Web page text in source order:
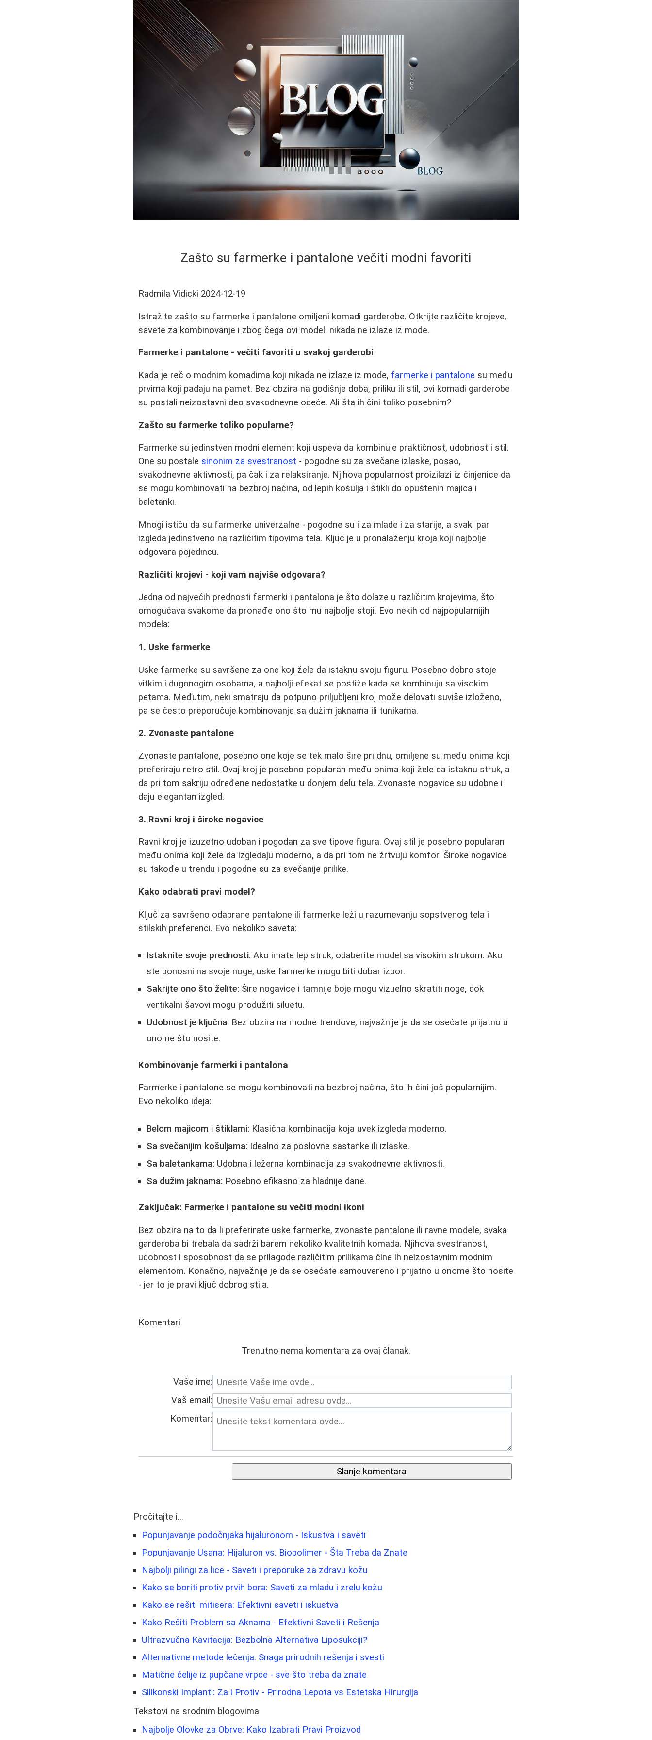
Zašto su farmerke i pantalone večiti modni favoriti
Radmila Vidicki 2024-12-19
Istražite zašto su farmerke i pantalone omiljeni komadi garderobe. Otkrijte različite krojeve,
savete za kombinovanje i zbog čega ovi modeli nikada ne izlaze iz mode.
Farmerke i pantalone - večiti favoriti u svakoj garderobi
Kada je reč o modnim komadima koji nikada ne izlaze iz mode, farmerke i pantalone su među
prvima koji padaju na pamet. Bez obzira na godišnje doba, priliku ili stil, ovi komadi garderobe
su postali neizostavni deo svakodnevne odeće. Ali šta ih čini toliko posebnim?
Zašto su farmerke toliko popularne?
Farmerke su jedinstven modni element koji uspeva da kombinuje praktičnost, udobnost i stil.
One su postale sinonim za svestranost - pogodne su za svečane izlaske, posao,
svakodnevne aktivnosti, pa čak i za relaksiranje. Njihova popularnost proizilazi iz činjenice da
se mogu kombinovati na bezbroj načina, od lepih košulja i štikli do opuštenih majica i
baletanki.
Mnogi ističu da su farmerke univerzalne - pogodne su i za mlade i za starije, a svaki par
izgleda jedinstveno na različitim tipovima tela. Ključ je u pronalaženju kroja koji najbolje
odgovara pojedincu.
Različiti krojevi - koji vam najviše odgovara?
Jedna od najvećih prednosti farmerki i pantalona je što dolaze u različitim krojevima, što
omogućava svakome da pronađe ono što mu najbolje stoji. Evo nekih od najpopularnijih
modela:
1. Uske farmerke
Uske farmerke su savršene za one koji žele da istaknu svoju figuru. Posebno dobro stoje
vitkim i dugonogim osobama, a najbolji efekat se postiže kada se kombinuju sa visokim
petama. Međutim, neki smatraju da potpuno priljubljeni kroj može delovati suviše izloženo,
pa se često preporučuje kombinovanje sa dužim jaknama ili tunikama.
2. Zvonaste pantalone
Zvonaste pantalone, posebno one koje se tek malo šire pri dnu, omiljene su među onima koji
preferiraju retro stil. Ovaj kroj je posebno popularan među onima koji žele da istaknu struk, a
da pri tom sakriju određene nedostatke u donjem delu tela. Zvonaste nogavice su udobne i
daju elegantan izgled.
3. Ravni kroj i široke nogavice
Ravni kroj je izuzetno udoban i pogodan za sve tipove figura. Ovaj stil je posebno popularan
među onima koji žele da izgledaju moderno, a da pri tom ne žrtvuju komfor. Široke nogavice
su takođe u trendu i pogodne su za svečanije prilike.
Kako odabrati pravi model?
Ključ za savršeno odabrane pantalone ili farmerke leži u razumevanju sopstvenog tela i
stilskih preferenci. Evo nekoliko saveta:
Istaknite svoje prednosti: Ako imate lep struk, odaberite model sa visokim strukom. Ako
ste ponosni na svoje noge, uske farmerke mogu biti dobar izbor.
Sakrijte ono što želite: Šire nogavice i tamnije boje mogu vizuelno skratiti noge, dok
vertikalni šavovi mogu produžiti siluetu.
Udobnost je ključna: Bez obzira na modne trendove, najvažnije je da se osećate prijatno u
onome što nosite.
Kombinovanje farmerki i pantalona
Farmerke i pantalone se mogu kombinovati na bezbroj načina, što ih čini još popularnijim.
Evo nekoliko ideja:
Belom majicom i štiklami: Klasična kombinacija koja uvek izgleda moderno.
Sa svečanijim košuljama: Idealno za poslovne sastanke ili izlaske.
Sa baletankama: Udobna i ležerna kombinacija za svakodnevne aktivnosti.
Sa dužim jaknama: Posebno efikasno za hladnije dane.
Zaključak: Farmerke i pantalone su večiti modni ikoni
Bez obzira na to da li preferirate uske farmerke, zvonaste pantalone ili ravne modele, svaka
garderoba bi trebala da sadrži barem nekoliko kvalitetnih komada. Njihova svestranost,
udobnost i sposobnost da se prilagode različitim prilikama čine ih neizostavnim modnim
elementom. Konačno, najvažnije je da se osećate samouvereno i prijatno u onome što nosite
- jer to je pravi ključ dobrog stila.
Komentari
Trenutno nema komentara za ovaj članak.
Vaše ime:
Vaš email:
Komentar:
Slanje komentara
Pročitajte i...
Popunjavanje podočnjaka hijaluronom - Iskustva i saveti
Popunjavanje Usana: Hijaluron vs. Biopolimer - Šta Treba da Znate
Najbolji pilingi za lice - Saveti i preporuke za zdravu kožu
Kako se boriti protiv prvih bora: Saveti za mladu i zrelu kožu
Kako se rešiti mitisera: Efektivni saveti i iskustva
Kako Rešiti Problem sa Aknama - Efektivni Saveti i Rešenja
Ultrazvučna Kavitacija: Bezbolna Alternativa Liposukciji?
Alternativne metode lečenja: Snaga prirodnih rešenja i svesti
Matične ćelije iz pupčane vrpce - sve što treba da znate
Silikonski Implanti: Za i Protiv - Prirodna Lepota vs Estetska Hirurgija
Tekstovi na srodnim blogovima
Najbolje Olovke za Obrve: Kako Izabrati Pravi Proizvod